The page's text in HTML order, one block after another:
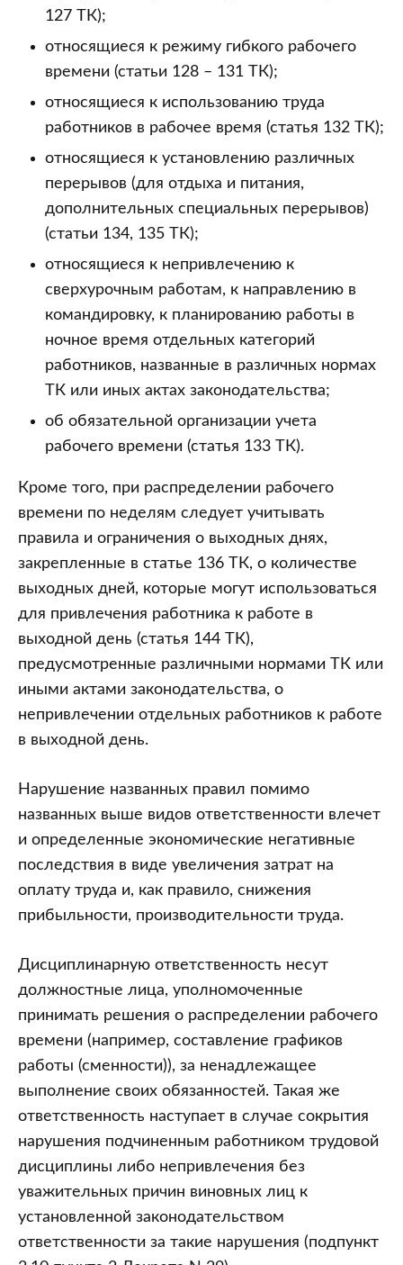
127 ТК);
относящиеся к режиму гибкого рабочего
времени (статьи 128 – 131 ТК);
относящиеся к использованию труда
работников в рабочее время (статья 132 ТК);
относящиеся к установлению различных
перерывов (для отдыха и питания,
дополнительных специальных перерывов)
(статьи 134, 135 ТК);
относящиеся к непривлечению к
сверхурочным работам, к направлению в
командировку, к планированию работы в
ночное время отдельных категорий
работников, названные в различных нормах
ТК или иных актах законодательства;
об обязательной организации учета
рабочего времени (статья 133 ТК).
Кроме того, при распределении рабочего
времени по неделям следует учитывать
правила и ограничения о выходных днях,
закрепленные в статье 136 ТК, о количестве
выходных дней, которые могут использоваться
для привлечения работника к работе в
выходной день (статья 144 ТК),
предусмотренные различными нормами ТК или
иными актами законодательства, о
непривлечении отдельных работников к работе
в выходной день.
Нарушение названных правил помимо
названных выше видов ответственности влечет
и определенные экономические негативные
последствия в виде увеличения затрат на
оплату труда и, как правило, снижения
прибыльности, производительности труда.
Дисциплинарную ответственность несут
должностные лица, уполномоченные
принимать решения о распределении рабочего
времени (например, составление графиков
работы (сменности)), за ненадлежащее
выполнение своих обязанностей. Такая же
ответственность наступает в случае сокрытия
нарушения подчиненным работником трудовой
дисциплины либо непривлечения без
уважительных причин виновных лиц к
установленной законодательством
ответственности за такие нарушения (подпункт